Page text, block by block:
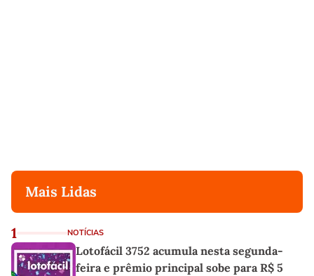
Mais Lidas
1 NOTÍCIAS
Lotofácil 3752 acumula nesta segunda-
feira e prêmio principal sobe para R$ 5